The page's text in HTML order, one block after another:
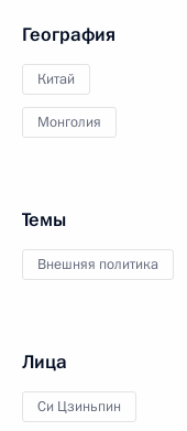
География
Китай
Монголия
Темы
Внешняя политика
Лица
Си Цзиньпин